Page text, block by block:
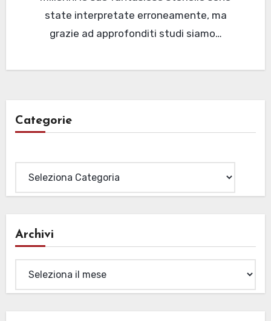
state interpretate erroneamente, ma
grazie ad approfonditi studi siamo…
Categorie
Archivi